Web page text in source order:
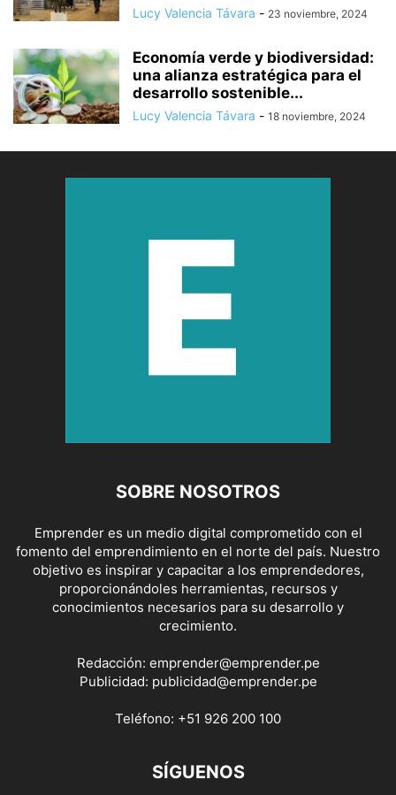
Lucy Valencia Távara - 23 noviembre, 2024
Economía verde y biodiversidad:
una alianza estratégica para el
desarrollo sostenible...
Lucy Valencia Távara - 18 noviembre, 2024
SOBRE NOSOTROS
Emprender es un medio digital comprometido con el
fomento del emprendimiento en el norte del país. Nuestro
objetivo es inspirar y capacitar a los emprendedores,
proporcionándoles herramientas, recursos y
conocimientos necesarios para su desarrollo y
crecimiento.
Redacción: emprender@emprender.pe
Publicidad: publicidad@emprender.pe
Teléfono: +51 926 200 100
SÍGUENOS